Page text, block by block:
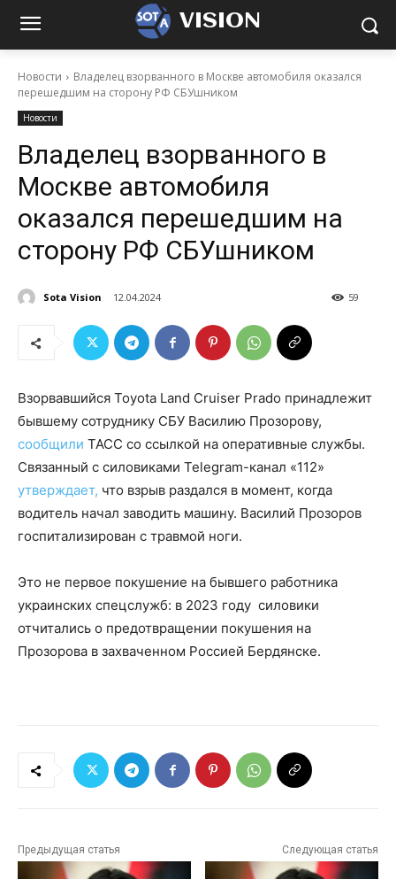
VISION
Новости
Владелец взорванного в Москве автомобиля оказался
перешедшим на сторону РФ СБУшником
Новости
Владелец взорванного в
Москве автомобиля
оказался перешедшим на
сторону РФ СБУшником
Sota Vision 12.04.2024 59
Взорвавшийся Toyota Land Cruiser Prado принадлежит
бывшему сотруднику СБУ Василию Прозорову,
сообщили ТАСС со ссылкой на оперативные службы.
Связанный с силовиками Telegram-канал «112»
утверждает, что взрыв раздался в момент, когда
водитель начал заводить машину. Василий Прозоров
госпитализирован с травмой ноги.
Это не первое покушение на бывшего работника
украинских спецслужб: в 2023 году силовики
отчитались о предотвращении покушения на
Прозорова в захваченном Россией Бердянске.
Предыдущая статья Следующая статья